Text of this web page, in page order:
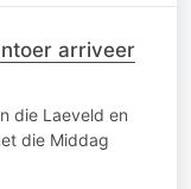
arriveer
die Laeveld en
die Middag